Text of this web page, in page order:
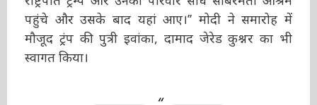
यात्रा के बाद भी राष्ट्रपति ट्रम्प और उनका परिवार सीधे
साबरमती आश्रम पहुंचे और उसके बाद यहां आए।’’
मोदी ने समारोह में मौजूद ट्रंप की पुत्री इवांका, दामाद
जेरेड कुश्नर का भी स्वागत किया।